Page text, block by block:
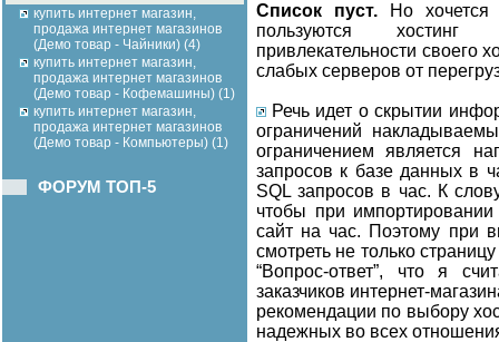
купить интернет магазин,
продажа интернет магазинов
(Демо товар - Чайники) (4)
купить интернет магазин,
продажа интернет магазинов
(Демо товар - Кофемашины) (1)
купить интернет магазин,
продажа интернет магазинов
(Демо товар - Компьютеры) (1)
ФОРУМ ТОП-5
Список пуст. Но хочется
пользуются
привлекательности своего
слабых серверов от
Речь идет о скрытии
ограничений
ограничением является
запросов к базе данных в
SQL запросов в час. К
чтобы при
сайт на час. Поэтому при
смотреть не только
“Вопрос-ответ”, что я
заказчиков интернет-
рекомендации по выбору
надежных во всех